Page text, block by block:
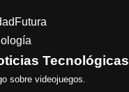
Tecnológicas
sobre videojuegos.